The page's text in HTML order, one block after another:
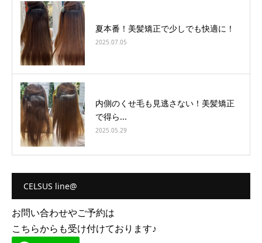
夏本番！美髪矯正で少しでも快適に！
2025.07.05
内側のくせ毛も見逃さない！美髪矯正
で得ら...
2025.05.29
CELSUS line@
お問い合わせやご予約は
こちらからも受け付けております♪